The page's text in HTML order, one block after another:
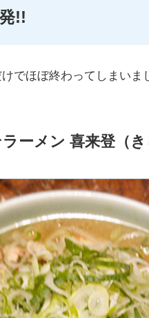
!!
でほぼ終わってしまいま
ーメン 喜来登（き